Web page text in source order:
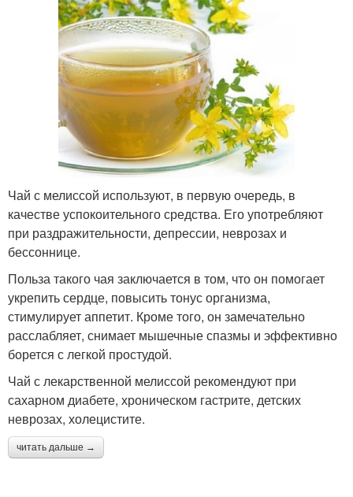
Чай с мелиссой используют, в первую очередь, в
качестве успокоительного средства. Его употребляют
при раздражительности, депрессии, неврозах и
бессоннице.
Польза такого чая заключается в том, что он помогает
укрепить сердце, повысить тонус организма,
стимулирует аппетит. Кроме того, он замечательно
расслабляет, снимает мышечные спазмы и эффективно
борется с легкой простудой.
Чай с лекарственной мелиссой рекомендуют при
сахарном диабете, хроническом гастрите, детских
неврозах, холецистите.
читать дальше →